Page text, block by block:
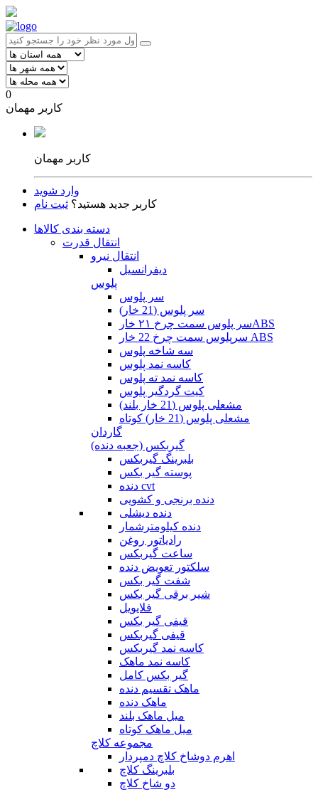
0
کاربر مهمان
کاربر مهمان
وارد شوید
کاربر جدید هستید؟ ثبت نام
دسته بندی کالاها
انتقال قدرت
انتقال نیرو
دیفرانسیل
پلوس
سر پلوس
سر پلوس (21 خار)
سر پلوس سمت چرخ ۲۱ خارABS
سرپلوس سمت چرخ 22 خار ABS
سه شاخه پلوس
کاسه نمد پلوس
کاسه نمد ته پلوس
کیت گردگیر پلوس
مشعلی پلوس (21 خار بلند)
مشعلی پلوس (21 خار) کوتاه
گاردان
گیربکس (جعبه دنده)
بلبرینگ گیربکس
پوسته گیر بکس
دنده cvt
دنده برنجی و کشویی
دنده دیشلی
دنده کیلومترشمار
رادیاتور روغن
ساعت گیربکس
سلکتور تعویض دنده
شفت گیر بکس
شیر برقی گیر بکس
فلایویل
قیفی گیر بکس
قیفی گیربکس
کاسه نمد گیربکس
کاسه نمد ماهک
گیر بکس کامل
ماهک تقسیم دنده
ماهک دنده
میل ماهک بلند
میل ماهک کوتاه
مجموعه کلاچ
اهرم دوشاخ کلاچ دمپردار
بلبرینگ کلاچ
دو شاخ کلاچ